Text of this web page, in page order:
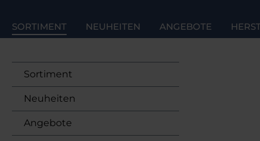
SORTIMENT NEUHEITEN ANGEBOTE
Sortiment
Neuheiten
Angebote